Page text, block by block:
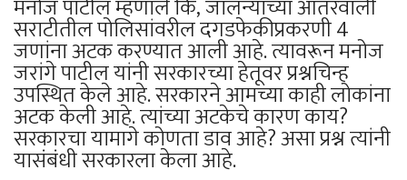
मनोज पाटील म्हणाले कि, जालन्याच्या आंतरवाली
सराटीतील पोलिसांवरील दगडफेकीप्रकरणी 4
जणांना अटक करण्यात आली आहे. त्यावरून मनोज
जरांगे पाटील यांनी सरकारच्या हेतूवर प्रश्नचिन्ह
उपस्थित केले आहे. सरकारने आमच्या काही लोकांना
अटक केली आहे. त्यांच्या अटकेचे कारण काय?
सरकारचा यामागे कोणता डाव आहे? असा प्रश्न त्यांनी
यासंबंधी सरकारला केला आहे.